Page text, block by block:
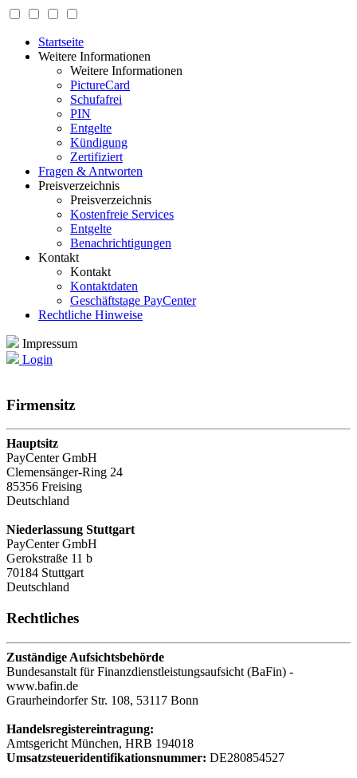
Startseite
Weitere Informationen
Weitere Informationen
PictureCard
Schufafrei
PIN
Entgelte
Kündigung
Zertifiziert
Fragen & Antworten
Preisverzeichnis
Preisverzeichnis
Kostenfreie Services
Entgelte
Benachrichtigungen
Kontakt
Kontakt
Kontaktdaten
Geschäftstage PayCenter
Rechtliche Hinweise
Impressum
Login
Firmensitz
Hauptsitz
PayCenter GmbH
Clemensänger-Ring 24
85356 Freising
Deutschland
Niederlassung Stuttgart
PayCenter GmbH
Gerokstraße 11 b
70184 Stuttgart
Deutschland
Rechtliches
Zuständige Aufsichtsbehörde
Bundesanstalt für Finanzdienstleistungsaufsicht (BaFin) -
www.bafin.de
Graurheindorfer Str. 108, 53117 Bonn
Handelsregistereintragung:
Amtsgericht München, HRB 194018
Umsatzsteueridentifikationsnummer: DE280854527